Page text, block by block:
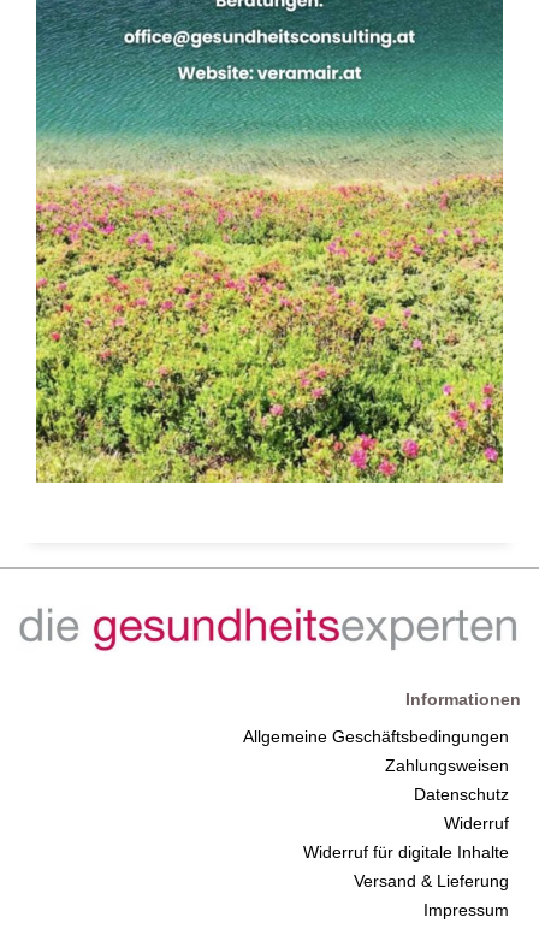
Informationen
Allgemeine Geschäftsbedingungen
Zahlungsweisen
Datenschutz
Widerruf
Widerruf für digitale Inhalte
Versand & Lieferung
Impressum